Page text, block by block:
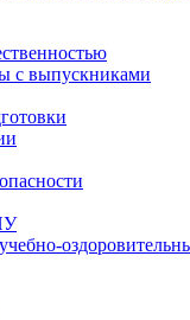
с выпускниками